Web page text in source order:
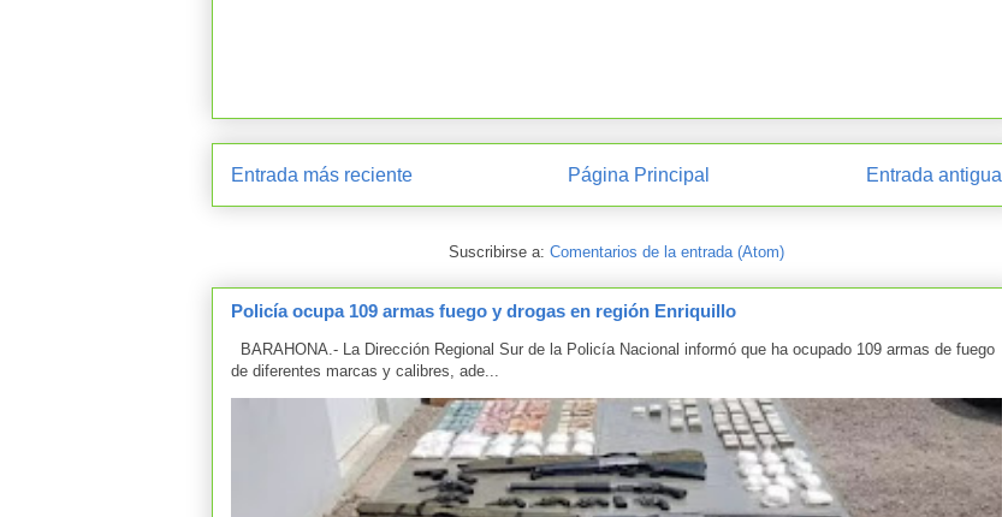
Entrada más reciente Entrada antigua
Página Principal
Suscribirse a: Comentarios de la entrada (Atom)
Policía ocupa 109 armas fuego y drogas en región Enriquillo
BARAHONA.- La Dirección Regional Sur de la Policía Nacional informó que ha ocupado 109 armas de fuego
de diferentes marcas y calibres, ade...